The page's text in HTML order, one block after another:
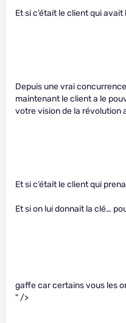
Et si c’était le client qui
Depuis une vrai
maintenant le client a le
votre vision de la révolution
Et si c’était le client qui
Et si on lui donnait la clé…
gaffe car certains vous les
" />